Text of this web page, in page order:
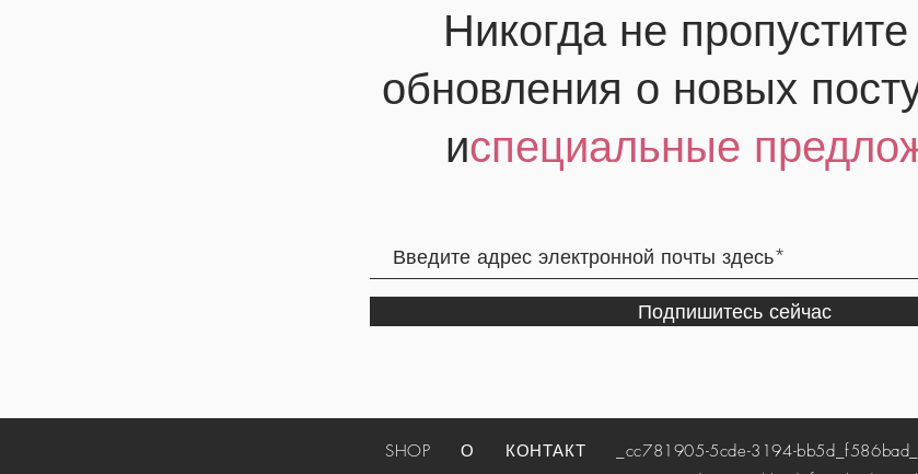
Никогда не
обновления о новых
испециальные
Подпишитесь сейчас
SHOP О КОНТАКТ _cc781905-5cde-3194-